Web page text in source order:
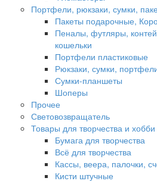
Портфели, рюкзаки, сумки,
Пакеты подарочные,
Пеналы, футляры,
кошельки
Портфели пластиковые
Рюкзаки, сумки,
Сумки-планшеты
Шоперы
Прочее
Световозвращатель
Товары для творчества и хобби
Бумага для творчества
Всё для творчества
Кассы, веера, палочки,
Кисти штучные